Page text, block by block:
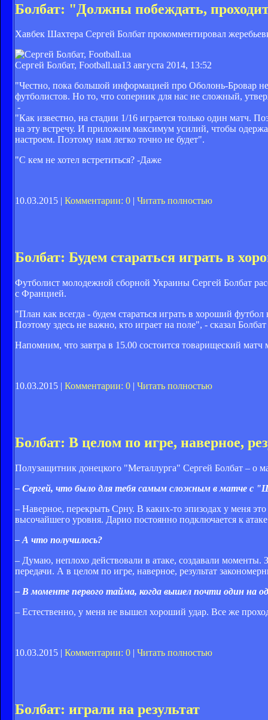
Болбат: "Должны побеждать,
Хавбек Шахтера Сергей Болбат прокомментировал
Сергей Болбат, Football.ua13 августа 2014, 13:52
"Честно, пока большой информацией про Оболонь-Бровар
футболистов. Но то, что соперник для нас не сложный,
-
"Как известно, на стадии 1/16 играется только один матч.
на эту встречу. И приложим максимум усилий, чтобы
настроем. Поэтому нам легко точно не будет".
"С кем не хотел встретиться? -Даже
10.03.2015 | Комментарии: 0 | Читать полностью
Болбат: Будем стараться играть в
Футболист молодежной сборной Украины Сергей Болбат
с Францией.
"План как всегда - будем стараться играть в хороший
Поэтому здесь не важно, кто играет на поле", - сказал
Напомним, что завтра в 15.00 состоится товарищеский
10.03.2015 | Комментарии: 0 | Читать полностью
Болбат: В целом по игре, наверное,
Полузащитник донецкого "Металлурга" Сергей Болбат – о
– Сергей, что было для тебя самым сложным в матче с
– Наверное, перекрыть Срну. В каких-то эпизодах у меня
высочайшего уровня. Дарио постоянно подключается к
– А что получилось?
– Думаю, неплохо действовали в атаке, создавали моменты.
передачи. А в целом по игре, наверное, результат
– В моменте первого тайма, когда вышел почти один на
– Естественно, у меня не вышел хороший удар. Все же
10.03.2015 | Комментарии: 0 | Читать полностью
Болбат: играли на результат